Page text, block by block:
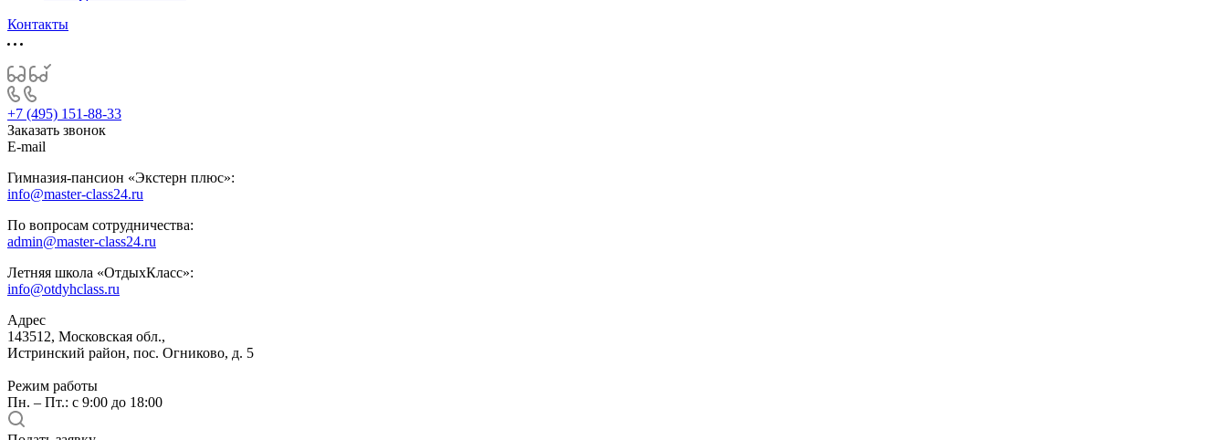
Контакты
+7 (495) 151-88-33
Заказать звонок
E-mail
Гимназия-пансион «Экстерн плюс»:
info@master-class24.ru
По вопросам сотрудничества:
admin@master-class24.ru
Летняя школа «ОтдыхКласс»:
info@otdyhclass.ru
Адрес
143512, Московская обл.,
Истринский район, пос. Огниково, д. 5
Режим работы
Пн. – Пт.: с 9:00 до 18:00